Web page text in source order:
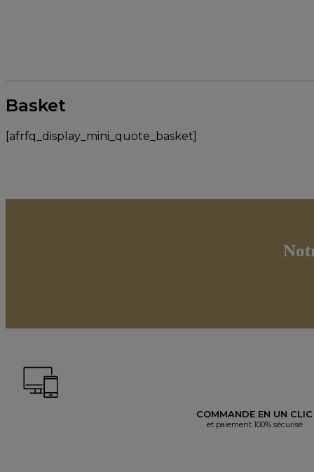
Basket
[afrfq_display_mini_quote_basket]
COMMANDE EN UN CLIC
et paiement 100% sécurisé